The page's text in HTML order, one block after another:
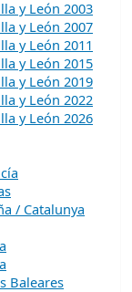
y León 2003
y León 2007
y León 2011
y León 2015
y León 2019
y León 2022
y León 2026
/ Catalunya
Baleares